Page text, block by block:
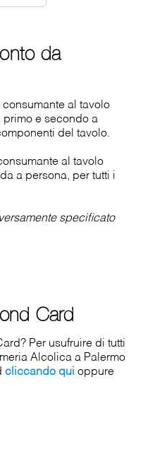
da
al tavolo
primo e secondo a
del tavolo.
al tavolo
a persona, per tutti i
specificato
Card
Per usufruire di tutti
Alcolica a Palermo
cliccando qui oppure